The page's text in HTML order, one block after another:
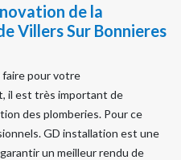
de la
Villers Sur Bonnieres
pour votre
il est très important de
des plomberies. Pour ce
GD installation est une
un meilleur rendu de